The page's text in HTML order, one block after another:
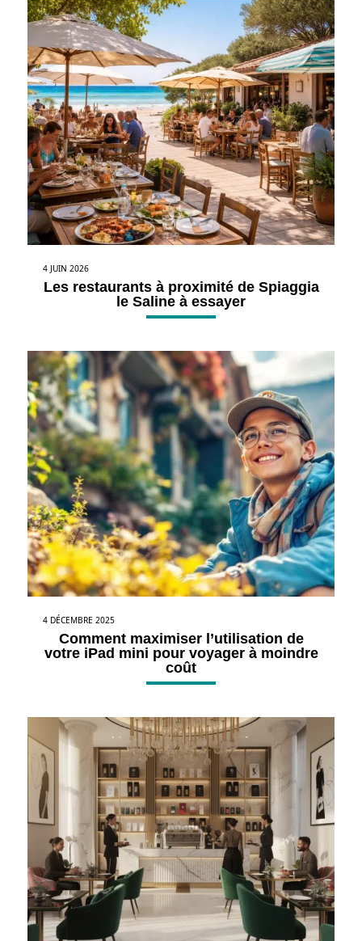
4 JUIN 2026
Les restaurants à proximité de Spiaggia
le Saline à essayer
4 DÉCEMBRE 2025
Comment maximiser l’utilisation de
votre iPad mini pour voyager à moindre
coût